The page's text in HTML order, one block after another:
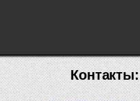
Контакты: